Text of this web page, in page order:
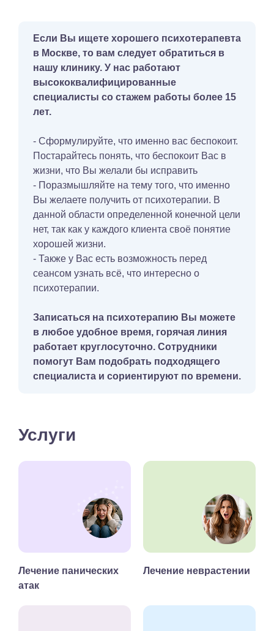
Если Вы ищете хорошего психотерапевта
в Москве, то вам следует обратиться в
нашу клинику. У нас работают
высококвалифицированные
специалисты со стажем работы более 15
лет.
- Сформулируйте, что именно вас беспокоит.
Постарайтесь понять, что беспокоит Вас в
жизни, что Вы желали бы исправить
- Поразмышляйте на тему того, что именно
Вы желаете получить от психотерапии. В
данной области определенной конечной цели
нет, так как у каждого клиента своё понятие
хорошей жизни.
- Также у Вас есть возможность перед
сеансом узнать всё, что интересно о
психотерапии.
Записаться на психотерапию Вы можете
в любое удобное время, горячая линия
работает круглосуточно. Сотрудники
помогут Вам подобрать подходящего
специалиста и сориентируют по времени.
Услуги
Лечение панических
атак
Лечение неврастении